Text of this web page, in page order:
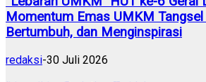
Momentum Emas UMKM
Bertumbuh, dan Menginspirasi
redaksi-30 Juli 2026